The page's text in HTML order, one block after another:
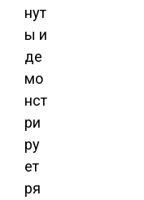
нут
ы и
де
мо
нст
ри
ру
ет
ря